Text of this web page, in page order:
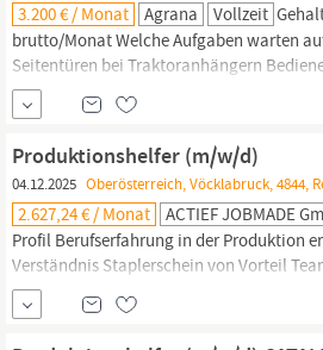
3.200 € / Monat Agrana Vollzeit
brutto/Monat Welche Aufgaben warten
Seitentüren bei Traktoranhängern
Rübenentladeanlage für Traktoren und
Seitentüren bei Eisenbahnwaggons
Waggonzuganlage Bedienen der Anlage
Waggons Beseitigen von Erde zur
Anlagenverfügbarkeit...
Produktionshelfer (m/w/d)
04.12.2025 Oberösterreich, Vöcklabruck, 4844,
2.627,24 € / Monat ACTIEF JOBMADE
Profil Berufserfahrung in der Produktion
Verständnis Staplerschein von Vorteil
zukünftigen Tätigkeiten Stanzen, Schleif-,
Drehtätigkeiten
Qualitätskontrolle Wir bieten